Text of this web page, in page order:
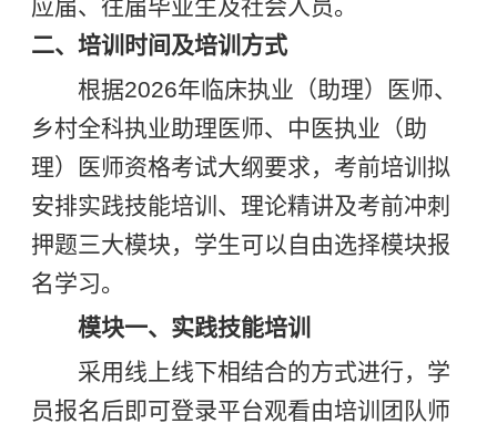
应届、往届毕业生及社会人员。
二、培训时间及培训方式
根据2026年临床执业（助理）医师、
乡村全科执业助理医师、中医执业（助
理）医师资格考试大纲要求，考前培训拟
安排实践技能培训、理论精讲及考前冲刺
押题三大模块，学生可以自由选择模块报
名学习。
模块一、实践技能培训
采用线上线下相结合的方式进行，学
员报名后即可登录平台观看由培训团队师